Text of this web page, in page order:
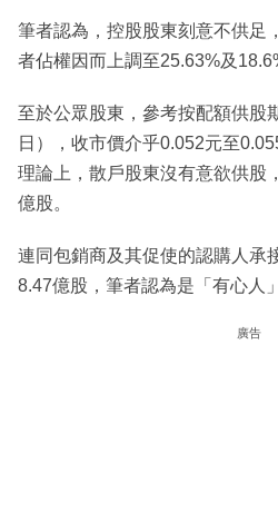
筆者認為，控股股東刻意不供足
者佔權因而上調至25.63%及
至於公眾股東，參考按配額供股
日），收市價介乎0.052元至
理論上，散戶股東沒有意欲供股
億股。
連同包銷商及其促使的認購人承
8.47億股，筆者認為是「有心人
廣告